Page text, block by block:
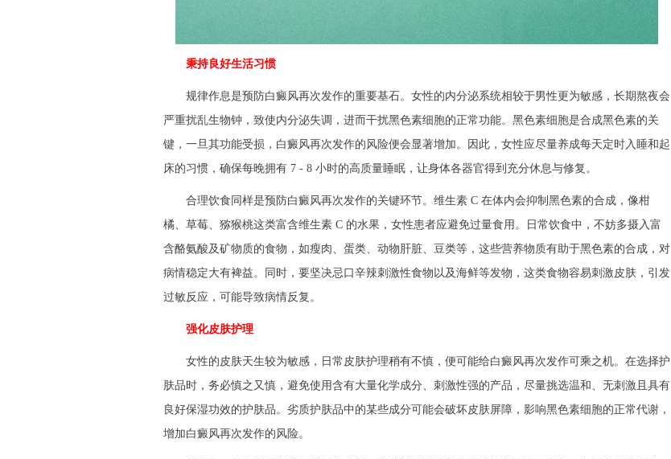
秉持良好生活习惯
规律作息是预防白癜风再次发作的重要基石。女性的内分泌系统相较于男性更为敏感，长期熬夜会
严重扰乱生物钟，致使内分泌失调，进而干扰黑色素细胞的正常功能。黑色素细胞是合成黑色素的关
键，一旦其功能受损，白癜风再次发作的风险便会显著增加。因此，女性应尽量养成每天定时入睡和起
床的习惯，确保每晚拥有 7 - 8 小时的高质量睡眠，让身体各器官得到充分休息与修复。
合理饮食同样是预防白癜风再次发作的关键环节。维生素 C 在体内会抑制黑色素的合成，像柑
橘、草莓、猕猴桃这类富含维生素 C 的水果，女性患者应避免过量食用。日常饮食中，不妨多摄入富
含酪氨酸及矿物质的食物，如瘦肉、蛋类、动物肝脏、豆类等，这些营养物质有助于黑色素的合成，对
病情稳定大有裨益。同时，要坚决忌口辛辣刺激性食物以及海鲜等发物，这类食物容易刺激皮肤，引发
过敏反应，可能导致病情反复。
强化皮肤护理
女性的皮肤天生较为敏感，日常皮肤护理稍有不慎，便可能给白癜风再次发作可乘之机。在选择护
肤品时，务必慎之又慎，避免使用含有大量化学成分、刺激性强的产品，尽量挑选温和、无刺激且具有
良好保湿功效的护肤品。劣质护肤品中的某些成分可能会破坏皮肤屏障，影响黑色素细胞的正常代谢，
增加白癜风再次发作的风险。